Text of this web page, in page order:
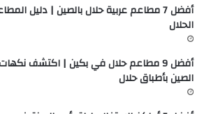
أفضل 7 مطاعم عربية حلال بالصين | دليل
الحلال
أفضل 9 مطاعم حلال في بكين | اكتشف
الصين بأطباق حلال